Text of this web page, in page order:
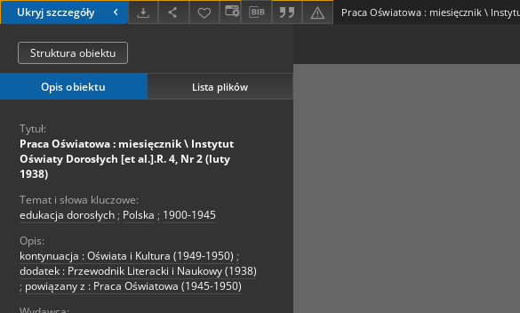
Ukryj szczegóły
Struktura obiektu
Opis obiektu Lista plików
Tytuł:
Praca Oświatowa : miesięcznik \ Instytut
Oświaty Dorosłych [et al.].R. 4, Nr 2 (luty
1938)
Temat i słowa kluczowe:
edukacja dorosłych ; Polska ; 1900-1945
Opis:
kontynuacja : Oświata i Kultura (1949-1950) ;
dodatek : Przewodnik Literacki i Naukowy (1938)
; powiązany z : Praca Oświatowa (1945-1950)